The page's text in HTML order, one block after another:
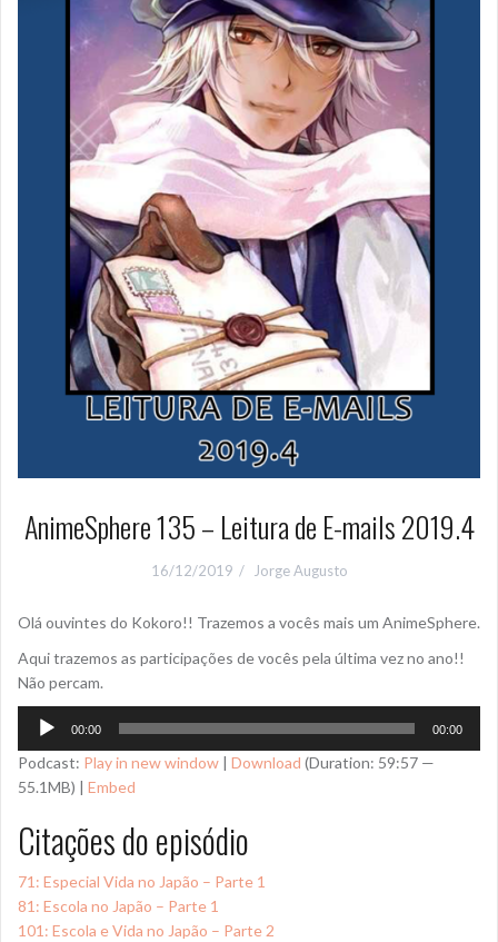
AnimeSphere 135 – Leitura de E-mails 2019.4
16/12/2019 Jorge Augusto
Olá ouvintes do Kokoro!! Trazemos a vocês mais um AnimeSphere.
Aqui trazemos as participações de vocês pela última vez no ano!!
Não percam.
Tocador
áudio
00:00 00:00
Podcast: Play in new window | Download (Duration: 59:57 —
55.1MB) | Embed
Citações do episódio
71: Especial Vida no Japão – Parte 1
81: Escola no Japão – Parte 1
101: Escola e Vida no Japão – Parte 2